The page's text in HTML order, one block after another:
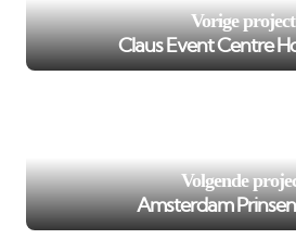
Vorige project
Claus Event Centre
Volgende
Amsterdam